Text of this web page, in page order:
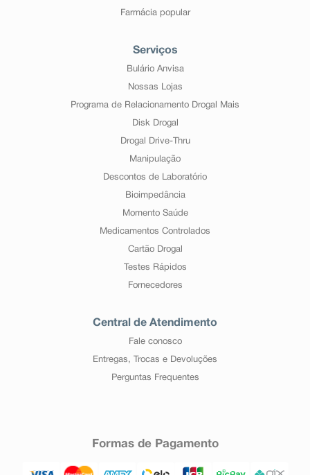
Farmácia popular
Serviços
Bulário Anvisa
Nossas Lojas
Programa de Relacionamento Drogal Mais
Disk Drogal
Drogal Drive-Thru
Manipulação
Descontos de Laboratório
Bioimpedância
Momento Saúde
Medicamentos Controlados
Cartão Drogal
Testes Rápidos
Fornecedores
Central de Atendimento
Fale conosco
Entregas, Trocas e Devoluções
Perguntas Frequentes
Formas de Pagamento